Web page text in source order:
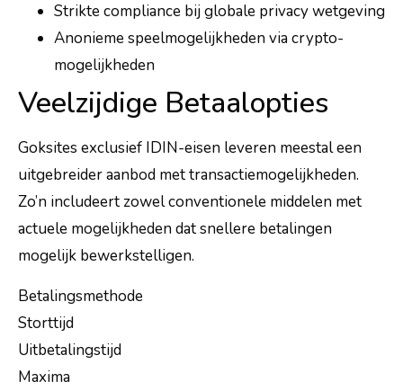
Strikte compliance bij globale privacy wetgeving
Anonieme speelmogelijkheden via crypto-
mogelijkheden
Veelzijdige Betaalopties
Goksites exclusief IDIN-eisen leveren meestal een
uitgebreider aanbod met transactiemogelijkheden.
Zo’n includeert zowel conventionele middelen met
actuele mogelijkheden dat snellere betalingen
mogelijk bewerkstelligen.
Betalingsmethode
Storttijd
Uitbetalingstijd
Maxima